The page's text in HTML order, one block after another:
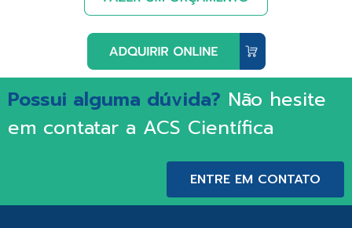
Possui alguma dúvida? Não hesite
em contatar a ACS Científica
ENTRE EM CONTATO